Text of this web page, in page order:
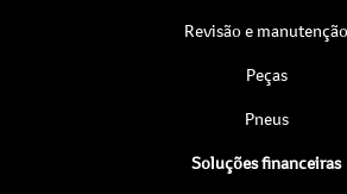
Revisão e manutenção
Peças
Pneus
Soluções financeiras